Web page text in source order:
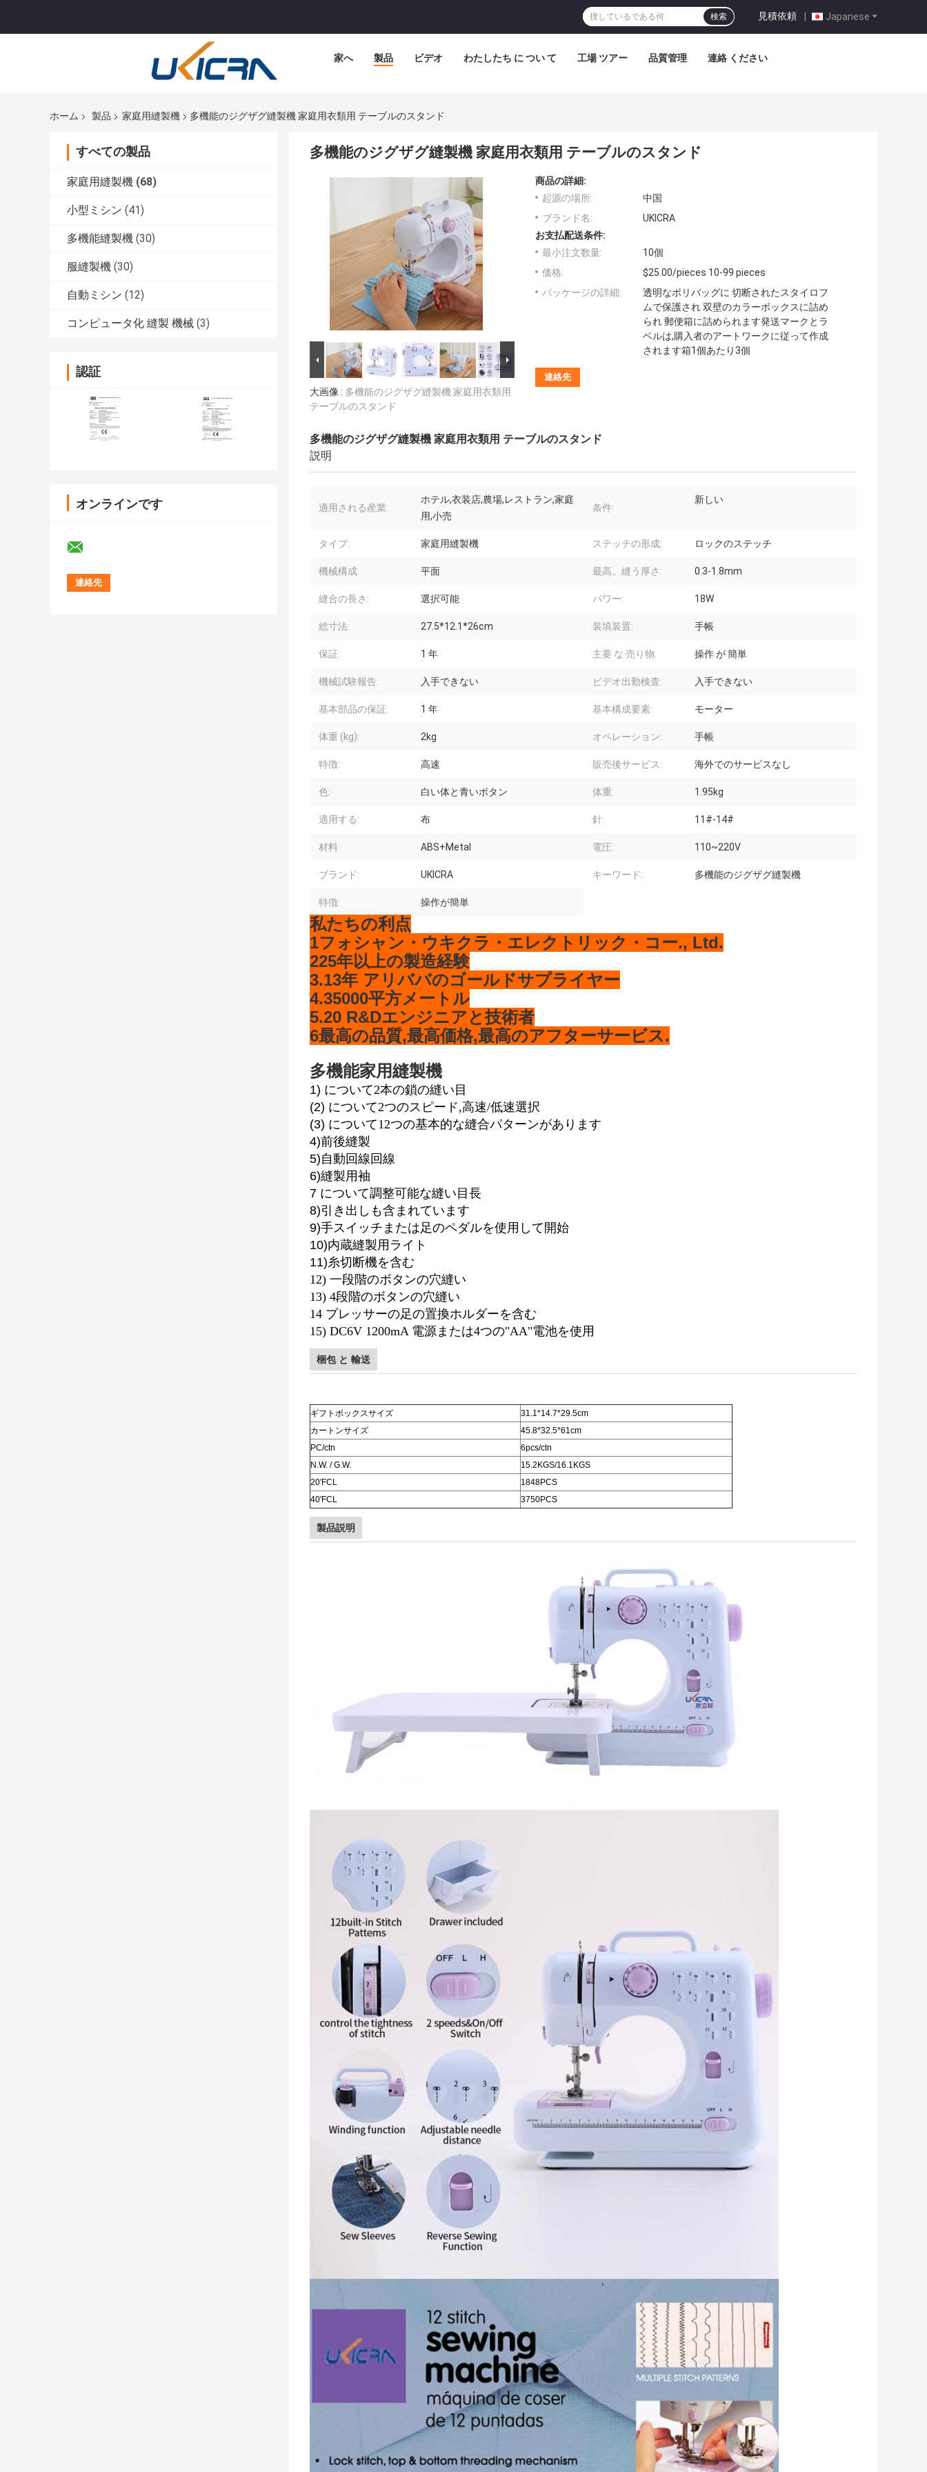
Japanese
見積依頼 |
検索
家へ 製品 ビデオ わたしたち に つい て 工場 ツアー 品質管理 連絡 ください
ホーム 製品 家庭用縫製機 多機能のジグザグ縫製機 家庭用衣類用 テーブルのスタンド
すべての製品
家庭用縫製機 (68)
小型ミシン (41)
多機能縫製機 (30)
服縫製機 (30)
自動ミシン (12)
コンピュータ化 縫製 機械 (3)
認証
オンラインです
多機能のジグザグ縫製機 家庭用衣類用 テーブルのスタンド
大画像 : 多機能のジグザグ縫製機 家庭用衣類用
テーブルのスタンド
商品の詳細:
起源の場所:
中国
ブランド名:
UKICRA
お支払配送条件:
最小注文数量:
10個
価格:
$25.00/pieces 10-99 pieces
パッケージの詳細:
透明なポリバッグに 切断されたスタイロフ
ムで保護され 双壁のカラーボックスに詰め
られ 郵便箱に詰められます発送マークとラ
ベルは,購入者のアートワークに従って作成
されます箱1個あたり3個
連絡先
多機能のジグザグ縫製機 家庭用衣類用 テーブルのスタンド
説明
適用される産業:
ホテル,衣装店,農場,レストラン,家庭
用,小売
条件:
新しい
タイプ: 家庭用縫製機 ステッチの形成: ロックのステッチ
機械構成: 平面 最高。縫う厚さ: 0.3-1.8mm
縫合の長さ: 選択可能 パワー: 18W
総寸法: 27.5*12.1*26cm 装填装置: 手帳
保証: 1 年 主要 な 売り物: 操作 が 簡単
機械試験報告: 入手できない ビデオ出勤検査: 入手できない
基本部品の保証: 1 年 基本構成要素: モーター
体重 (kg): 2kg オペレーション: 手帳
特徴: 高速 販売後サービス: 海外でのサービスなし
色: 白い体と青いボタン 体重: 1.95kg
適用する: 布 針: 11#-14#
材料: ABS+Metal 電圧: 110~220V
ブランド: UKICRA キーワード: 多機能のジグザグ縫製機
特徴: 操作が簡単
私たちの利点
1フォシャン・ウキクラ・エレクトリック・コー., Ltd.
225年以上の製造経験
3.13年 アリババのゴールドサプライヤー
4.35000平方メートル
5.20 R&Dエンジニアと技術者
6最高の品質,最高価格,最高のアフターサービス.
多機能家用縫製機
1) について2本の鎖の縫い目
(2) について2つのスピード,高速/低速選択
(3) について12つの基本的な縫合パターンがあります
4)前後縫製
5)自動回線回線
6)縫製用袖
7 について調整可能な縫い目長
8)引き出しも含まれています
9)手スイッチまたは足のペダルを使用して開始
10)内蔵縫製用ライト
11)糸切断機を含む
12) 一段階のボタンの穴縫い
13) 4段階のボタンの穴縫い
14 プレッサーの足の置換ホルダーを含む
15) DC6V 1200mA 電源または4つの"AA"電池を使用
梱包 と 輸送
ギフトボックスサイズ
31.1*14.7*29.5cm
カートンサイズ
45.8*32.5*61cm
PC/ctn
6pcs/ctn
N.W. / G.W.
15.2KGS/16.1KGS
20'FCL
1848PCS
40'FCL
3750PCS
製品説明